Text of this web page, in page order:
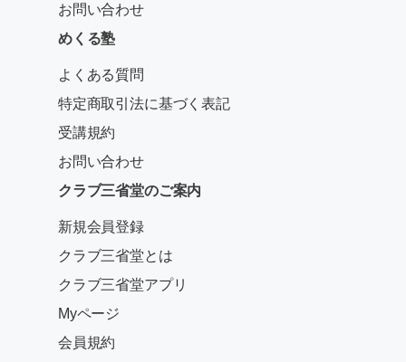
お問い合わせ
めくる塾
よくある質問
特定商取引法に基づく表記
受講規約
お問い合わせ
クラブ三省堂のご案内
新規会員登録
クラブ三省堂とは
クラブ三省堂アプリ
Myページ
会員規約